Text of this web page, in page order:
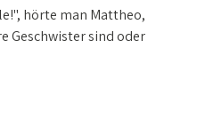
hörte man Mattheo,
Geschwister sind oder